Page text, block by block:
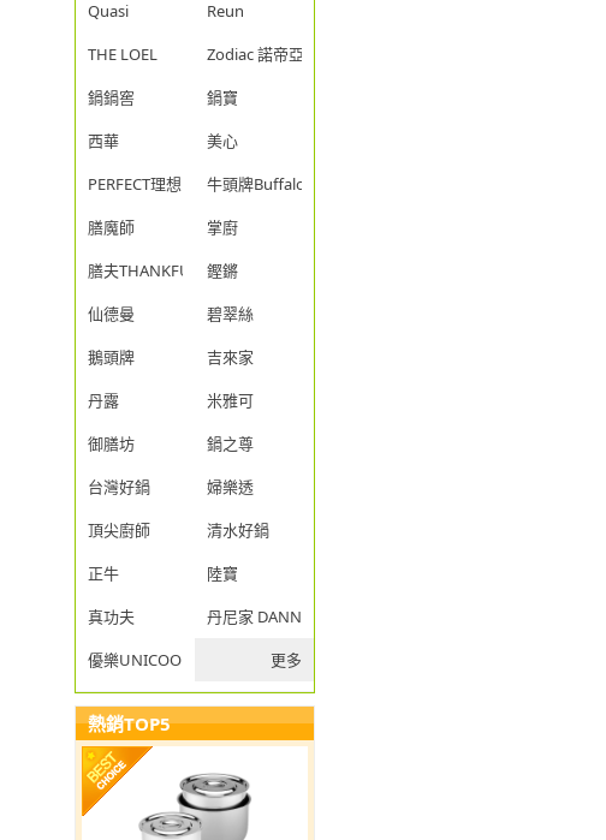
Quasi
Reun
THE LOEL
Zodiac 諾帝亞
鍋鍋窖
鍋寶
西華
美心
PERFECT理想
牛頭牌Buffalo
膳魔師
掌廚
膳夫THANKFUL
鏗鏘
仙德曼
碧翠絲
鵝頭牌
吉來家
丹露
米雅可
御膳坊
鍋之尊
台灣好鍋
婦樂透
頂尖廚師
清水好鍋
正牛
陸寶
真功夫
丹尼家 DANNY JIA
優樂UNICOOK
更多
熱銷TOP5